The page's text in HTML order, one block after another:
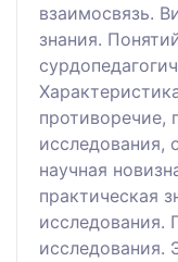
взаимосвязь.
знания.
противоречие,
исследования,
научная
практическая
исследования.
исследования.